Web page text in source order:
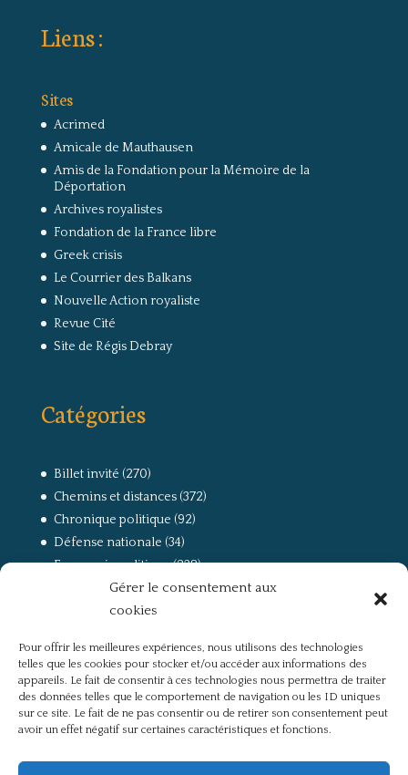
Gérer le consentement aux
cookies
Pour offrir les meilleures expériences, nous utilisons des technologies
telles que les cookies pour stocker et/ou accéder aux informations des
appareils. Le fait de consentir à ces technologies nous permettra de traiter
des données telles que le comportement de navigation ou les ID uniques
sur ce site. Le fait de ne pas consentir ou de retirer son consentement peut
avoir un effet négatif sur certaines caractéristiques et fonctions.
Liens :
Sites
Acrimed
Amicale de Mauthausen
Amis de la Fondation pour la Mémoire de la
Déportation
Archives royalistes
Fondation de la France libre
Greek crisis
Le Courrier des Balkans
Nouvelle Action royaliste
Revue Cité
Site de Régis Debray
Catégories
Billet invité (270)
Chemins et distances(372)
Chronique politique (92)
Défense nationale (34)
Economie politique(238)
(168)
La guerre, la Résistance et la Déportation
Non classé(42)
Partis politiques, intelligentsia, médias(750)
Présentation(4)
Références(57)